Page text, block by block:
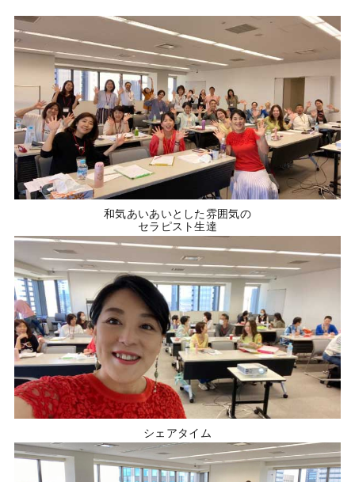
和気あいあいとした雰囲気の
セラピスト生達
シェアタイム